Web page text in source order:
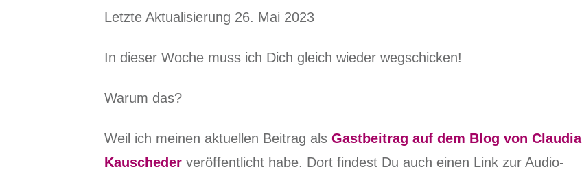
Letzte Aktualisierung 26. Mai 2023
In dieser Woche muss ich Dich gleich wieder wegschicken!
Warum das?
Weil ich meinen aktuellen Beitrag als Gastbeitrag auf dem Blog von Claudia
Kauscheder veröffentlicht habe. Dort findest Du auch einen Link zur Audio-